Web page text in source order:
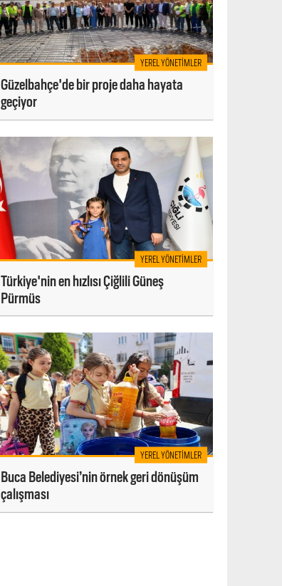
YEREL YÖNETIMLER
Güzelbahçe'de bir proje daha hayata
geçiyor
YEREL YÖNETIMLER
Türkiye'nin en hızlısı Çiğlili Güneş
Pürmüs
YEREL YÖNETIMLER
Buca Belediyesi’nin örnek geri dönüşüm
çalışması